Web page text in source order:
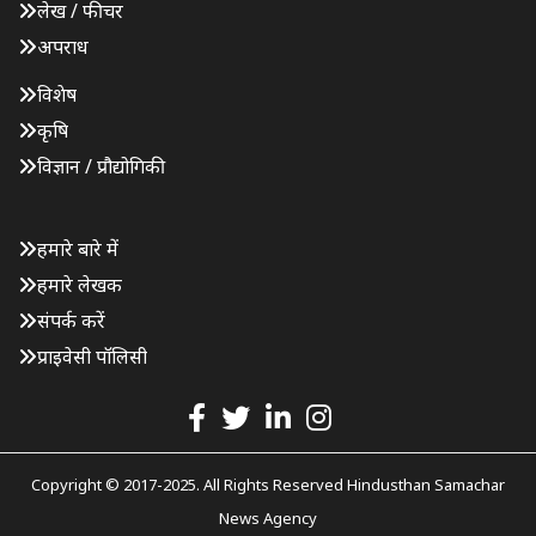
लेख / फीचर
अपराध
विशेष
कृषि
विज्ञान / प्रौद्योगिकी
हमारे बारे में
हमारे लेखक
संपर्क करें
प्राइवेसी पॉलिसी
Copyright © 2017-2025. All Rights Reserved Hindusthan Samachar
News Agency